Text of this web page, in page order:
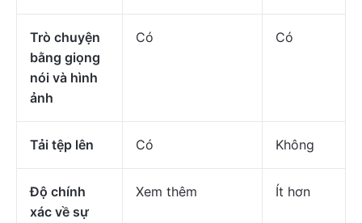
Trò chuyện
bằng giọng
nói và hình
ảnh
Có Có
Tải tệp lên Có Không
Độ chính
xác về sự
Xem thêm Ít hơn